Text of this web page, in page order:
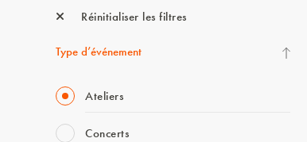
Réinitialiser les filtres
Type d’événement
Ateliers
Concerts